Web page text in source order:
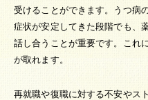
受けることができます。うつ病
症状が安定してきた段階でも、
話し合うことが重要です。これ
が取れます。
再就職や復職に対する不安やス